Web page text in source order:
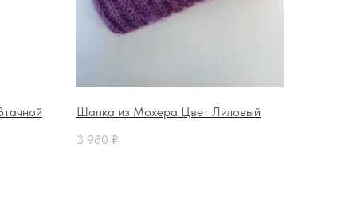
Шапка из Мохера Цвет Лиловый
3 980 ₽